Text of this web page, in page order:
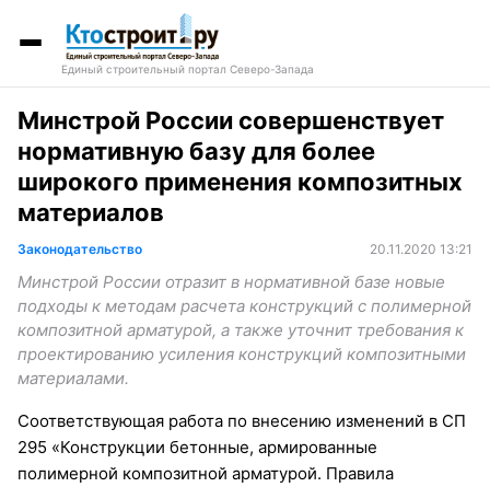
Единый строительный портал Северо-Запада
Минстрой России совершенствует
нормативную базу для более
широкого применения композитных
материалов
Законодательство 20.11.2020 13:21
Минстрой России отразит в нормативной базе новые
подходы к методам расчета конструкций с полимерной
композитной арматурой, а также уточнит требования к
проектированию усиления конструкций композитными
материалами.
Соответствующая работа по внесению изменений в СП
295 «Конструкции бетонные, армированные
полимерной композитной арматурой. Правила